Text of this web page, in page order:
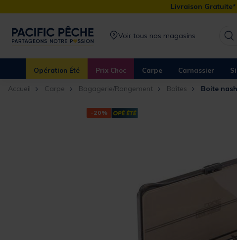
Livraison
Voir tous nos magasins
Opération Été Prix Choc Carpe Carnassier
Accueil Carpe Bagagerie/Rangement Boîtes Boite
-20%